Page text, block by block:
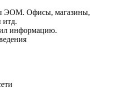
ЭОМ. Офисы, магазины,
итд.
информацию.